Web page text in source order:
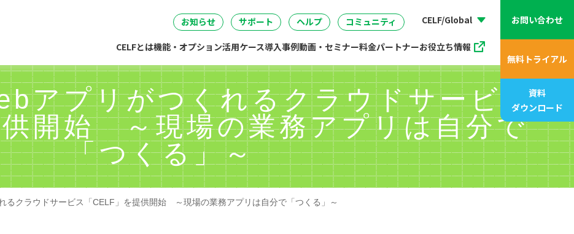
お知らせ サポート ヘルプ コミュニティ CELF/Global
CELFとは機能・オプション活用ケース
05開発・製造 06 経営管理 07企画・マーケティング
導入事例動画・セミナー
無料IT講座
料金パートナー
販売支援プログラム
お役立ち情報
お問い合わせ
無料トライアル
資料
ダウンロード
アプリがつくれるクラウドサービス
開始 ～現場の業務アプリは自分で
「つくる」～
るクラウドサービス「CELF」を提供開始 ～現場の業務アプリは自分で「つくる」～